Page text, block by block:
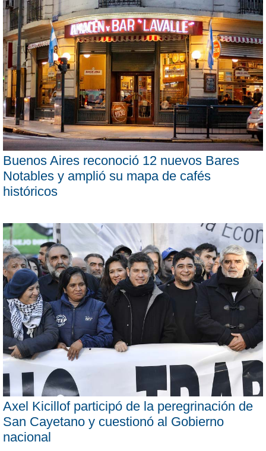
Buenos Aires reconoció 12 nuevos Bares
Notables y amplió su mapa de cafés
históricos
Axel Kicillof participó de la peregrinación de
San Cayetano y cuestionó al Gobierno
nacional